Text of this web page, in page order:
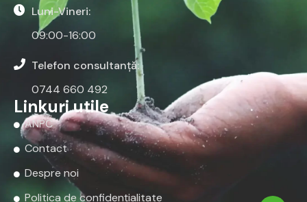
Luni-Vineri:
09:00-16:00
Telefon consultanță:
0744 660 492
Linkuri utile
ANPC
Contact
Despre noi
Politica de confidențialitate